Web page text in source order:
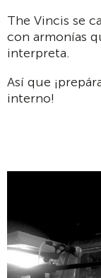
The Vincis se
con armonías
interpreta.
Así que
interno!